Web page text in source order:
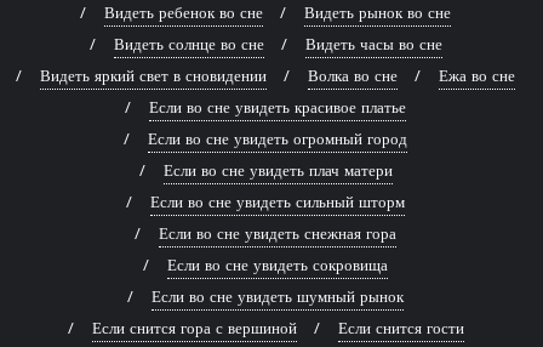
Видеть ребенок во сне
Видеть рынок во сне
Видеть солнце во сне
Видеть часы во сне
Видеть яркий свет в сновидении
Волка во сне
Ежа во сне
Если во сне увидеть красивое платье
Если во сне увидеть огромный город
Если во сне увидеть плач матери
Если во сне увидеть сильный шторм
Если во сне увидеть снежная гора
Если во сне увидеть сокровища
Если во сне увидеть шумный рынок
Если снится гора с вершиной
Если снится гости